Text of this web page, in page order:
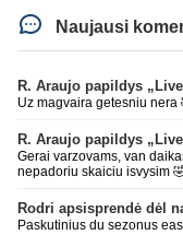
Naujausi
R. Araujo papildys
Uz magvaira getesniu nera
R. Araujo papildys
Gerai varzovams, van
nepadoriu skaiciu isvysim
Rodri apsisprendė dėl
Paskutinius du sezonus